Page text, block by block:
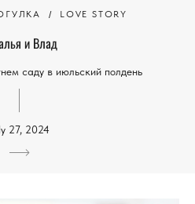
LOVE STORY
и Влад
саду в июльский полдень
27, 2024